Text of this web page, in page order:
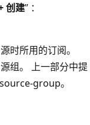
创建” ：
时所用的订阅。
组。 上一部分中提
group。